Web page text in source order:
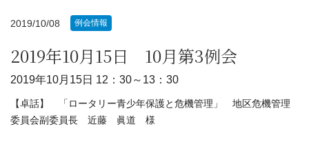
2019/10/08 例会情報
2019年10月15日 10月第3例会
2019年10月15日 12：30～13：30
【卓話】 「ロータリー青少年保護と危機管理」 地区危機管理
委員会副委員長 近藤 眞道 様